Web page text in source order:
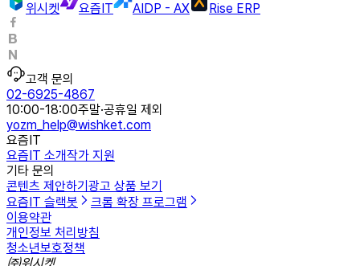
위시켓
요즘IT AIDP - AX Rise ERP
고객 문의
02-6925-4867
10:00-18:00주말·공휴일 제외
yozm_help@wishket.com
요즘IT
요즘IT 소개작가 지원
기타 문의
콘텐츠 제안하기 광고 상품 보기
요즘IT 슬랙봇
크롬 확장 프로그램
이용약관
개인정보 처리방침
청소년보호정책